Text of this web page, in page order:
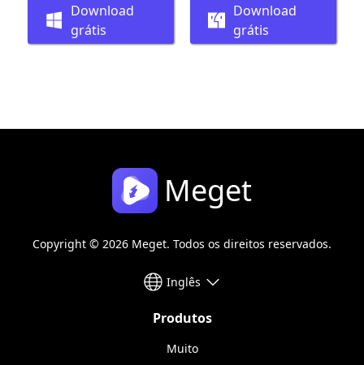
Download
grátis
Download
grátis
Meget
Copyright © 2026 Meget. Todos os direitos reservados.
Inglês
Produtos
Muito